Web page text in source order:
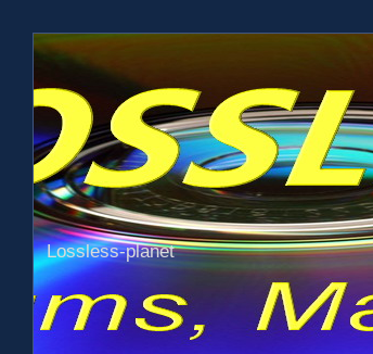
Lossless-planet